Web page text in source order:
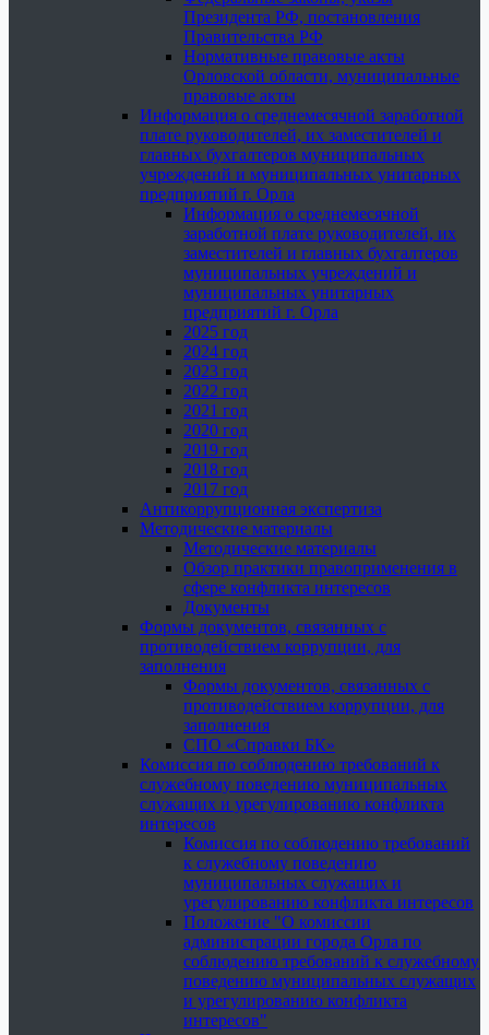
Президента РФ, постановления
Правительства РФ
Нормативные правовые акты
Орловской области, муниципальные
правовые акты
Информация о среднемесячной заработной
плате руководителей, их заместителей и
главных бухгалтеров муниципальных
учреждений и муниципальных унитарных
предприятий г. Орла
Информация о среднемесячной
заработной плате руководителей, их
заместителей и главных бухгалтеров
муниципальных учреждений и
муниципальных унитарных
предприятий г. Орла
2025 год
2024 год
2023 год
2022 год
2021 год
2020 год
2019 год
2018 год
2017 год
Антикоррупционная экспертиза
Методические материалы
Методические материалы
Обзор практики правоприменения в
сфере конфликта интересов
Документы
Формы документов, связанных с
противодействием коррупции, для
заполнения
Формы документов, связанных с
противодействием коррупции, для
заполнения
СПО «Справки БК»
Комиссия по соблюдению требований к
служебному поведению муниципальных
служащих и урегулированию конфликта
интересов
Комиссия по соблюдению требований
к служебному поведению
муниципальных служащих и
урегулированию конфликта интересов
Положение "О комиссии
администрации города Орла по
соблюдению требований к служебному
поведению муниципальных служащих
и урегулированию конфликта
интересов"